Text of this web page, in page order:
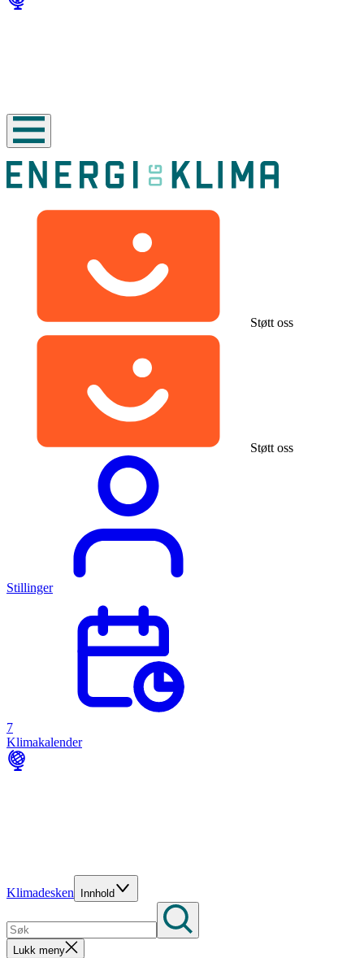
Støtt oss
Støtt oss
Stillinger
7
Klimakalender
Klimadesken Innhold
Lukk meny